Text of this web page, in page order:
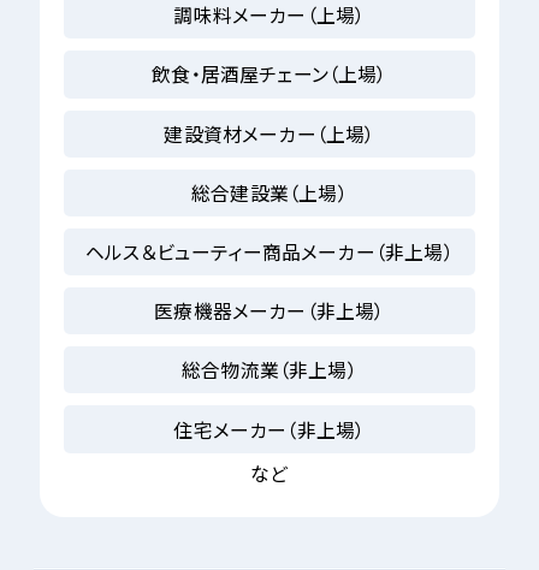
調味料メーカー（上場）
飲食・居酒屋チェーン（上場）
建設資材メーカー（上場）
総合建設業（上場）
ヘルス＆ビューティー商品メーカー （非上場）
医療機器メーカー（非上場）
総合物流業（非上場）
住宅メーカー（非上場）
など